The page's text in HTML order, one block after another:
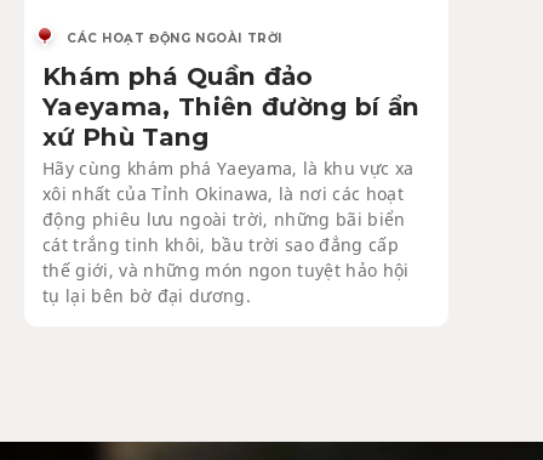
CÁC HOẠT ĐỘNG NGOÀI TRỜI
Khám phá Quần đảo
Yaeyama, Thiên đường bí ẩn
xứ Phù Tang
Hãy cùng khám phá Yaeyama, là khu vực xa
xôi nhất của Tỉnh Okinawa, là nơi các hoạt
động phiêu lưu ngoài trời, những bãi biển
cát trắng tinh khôi, bầu trời sao đẳng cấp
thế giới, và những món ngon tuyệt hảo hội
tụ lại bên bờ đại dương.